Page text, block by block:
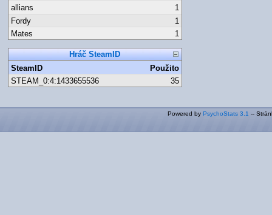
allians
1
Fordy
1
Mates
1
Hráč SteamID
SteamID
Použito
STEAM_0:4:1433655536
35
Powered by PsychoStats 3.1 --